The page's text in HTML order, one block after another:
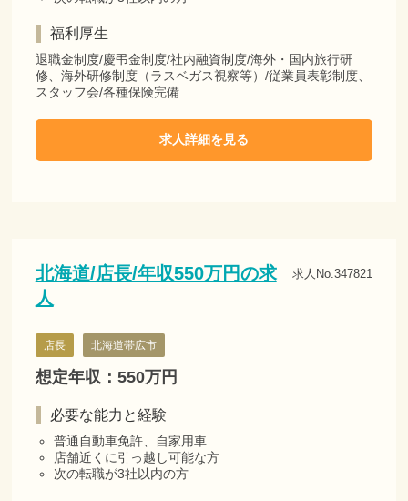
福利厚生
退職金制度/慶弔金制度/社内融資制度/海外・国内旅行研
修、海外研修制度（ラスベガス視察等）/従業員表彰制度、
スタッフ会/各種保険完備
求人詳細を見る
求人No.347821
北海道/店長/年収550万円の求
人
店長 北海道帯広市
想定年収：550万円
必要な能力と経験
普通自動車免許、自家用車
店舗近くに引っ越し可能な方
次の転職が3社以内の方